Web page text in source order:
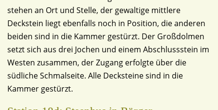
stehen an Ort und Stelle, der gewaltige mittlere
Deckstein liegt ebenfalls noch in Position, die anderen
beiden sind in die Kammer gestürzt. Der Großdolmen
setzt sich aus drei Jochen und einem Abschlussstein im
Westen zusammen, der Zugang erfolgte über die
südliche Schmalseite. Alle Decksteine sind in die
Kammer gestürzt.